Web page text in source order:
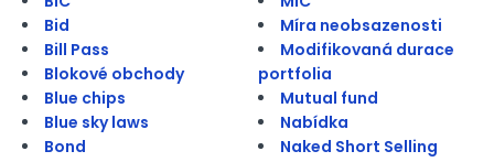
Bid
Bill Pass
Blokové obchody
Blue chips
Blue sky laws
Bond
Míra neobsazenosti
Modifikovaná durace
portfolia
Mutual fund
Nabídka
Naked Short Selling